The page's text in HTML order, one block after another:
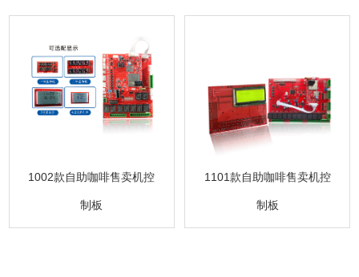
1002款自助咖啡售卖机控
制板
1101款自助咖啡售卖机控
制板